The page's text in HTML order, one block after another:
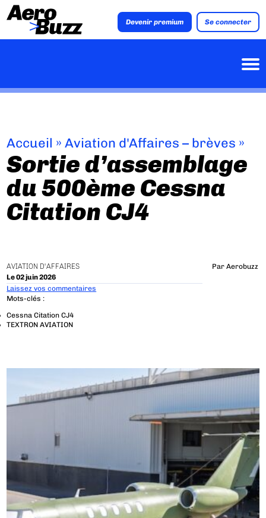
Devenir premium Se connecter
Accueil »Aviation d'Affaires – brèves »
Sortie d’assemblage
du 500ème Cessna
Citation CJ4
AVIATION D'AFFAIRES
Le 02 juin 2026
Par Aerobuzz
Laissez vos commentaires
Mots-clés :
Cessna Citation CJ4
TEXTRON AVIATION